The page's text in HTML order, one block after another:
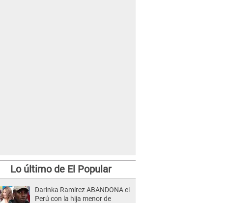
Lo último de El Popular
Darinka Ramírez ABANDONA el
Perú con la hija menor de